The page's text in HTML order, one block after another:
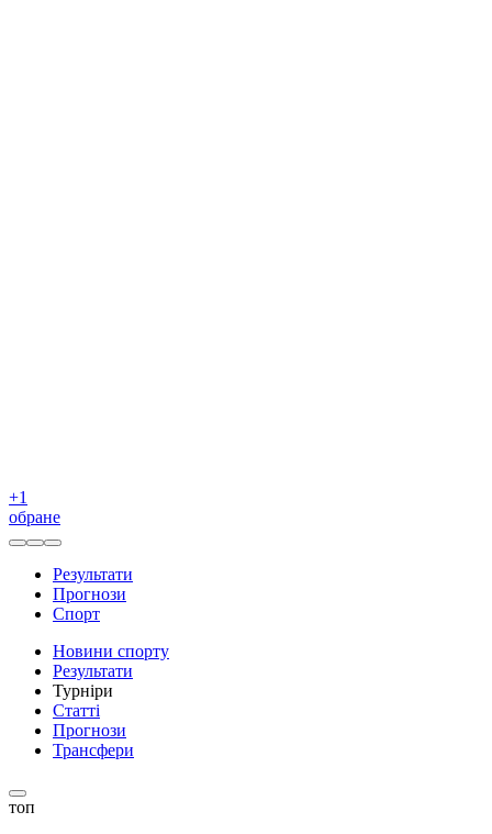
+1
обране
Результати
Прогнози
Спорт
Новини спорту
Результати
Турніри
Статті
Прогнози
Трансфери
топ